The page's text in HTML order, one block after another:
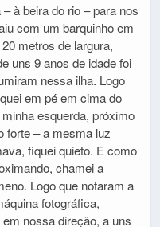
à beira do rio – para nos
com um barquinho em
metros de largura,
uns 9 anos de idade foi
nessa ilha. Logo
em pé em cima do
esquerda, próximo
forte – a mesma luz
fiquei quieto. E como
chamei a
Logo que notaram a
fotográfica,
nossa direção, a uns